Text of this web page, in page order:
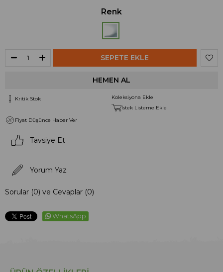
Renk
Kritik Stok
Koleksiyona Ekle
İstek Listeme Ekle
Fiyat Düşünce Haber Ver
Tavsiye Et
Yorum Yaz
Sorular (0) ve Cevaplar (0)
WhatsApp